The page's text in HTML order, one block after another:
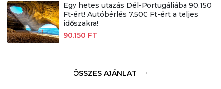
Egy hetes utazás Dél-Portugáliába 90.150
Ft-ért! Autóbérlés 7.500 Ft-ért a teljes
időszakra!
90.150 FT
ÖSSZES AJÁNLAT